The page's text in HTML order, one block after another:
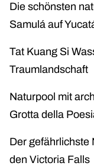
Die schönsten
Samulá auf
Tat Kuang Si
Traumlandschaft
Naturpool mit
Grotta della
Der gefährlichste
den Victoria Falls